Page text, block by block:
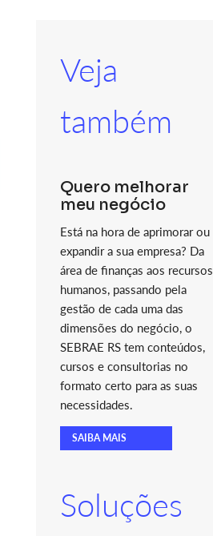
Veja
também
Quero melhorar
meu negócio
Está na hora de aprimorar ou
expandir a sua empresa? Da
área de finanças aos recursos
humanos, passando pela
gestão de cada uma das
dimensões do negócio, o
SEBRAE RS tem conteúdos,
cursos e consultorias no
formato certo para as suas
necessidades.
SAIBA MAIS
Soluções